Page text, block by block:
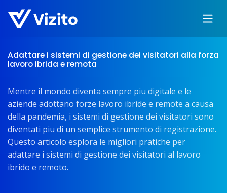
Adattare i sistemi di gestione dei visitatori alla forza
lavoro ibrida e remota
Mentre il mondo diventa sempre piu digitale e le
aziende adottano forze lavoro ibride e remote a causa
della pandemia, i sistemi di gestione dei visitatori sono
diventati piu di un semplice strumento di registrazione.
Questo articolo esplora le migliori pratiche per
adattare i sistemi di gestione dei visitatori al lavoro
ibrido e remoto.